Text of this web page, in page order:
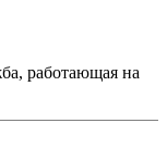
работающая на